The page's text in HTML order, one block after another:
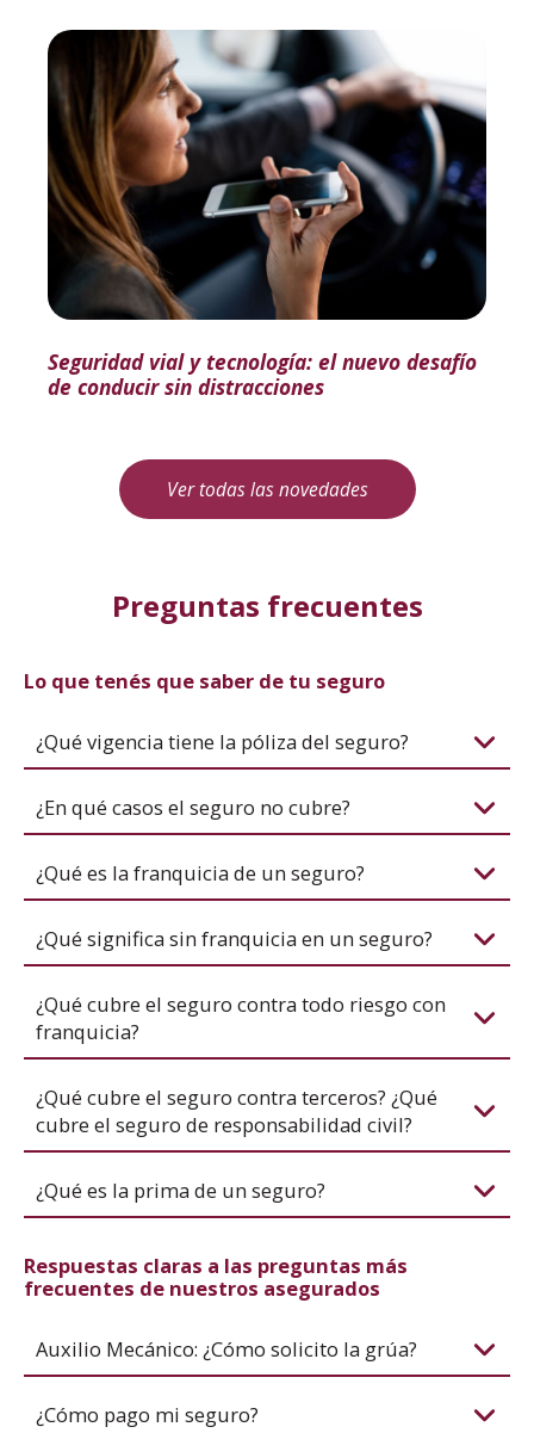
Seguridad vial y tecnología: el nuevo desafío
de conducir sin distracciones
Ver todas las novedades
Preguntas frecuentes
Lo que tenés que saber de tu seguro
¿Qué vigencia tiene la póliza del seguro?
¿En qué casos el seguro no cubre?
¿Qué es la franquicia de un seguro?
¿Qué significa sin franquicia en un seguro?
¿Qué cubre el seguro contra todo riesgo con
franquicia?
¿Qué cubre el seguro contra terceros? ¿Qué
cubre el seguro de responsabilidad civil?
¿Qué es la prima de un seguro?
Respuestas claras a las preguntas más
frecuentes de nuestros asegurados
Auxilio Mecánico: ¿Cómo solicito la grúa?
¿Cómo pago mi seguro?